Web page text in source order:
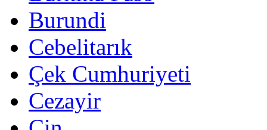
Burundi
Cebelitarık
Çek Cumhuriyeti
Cezayir